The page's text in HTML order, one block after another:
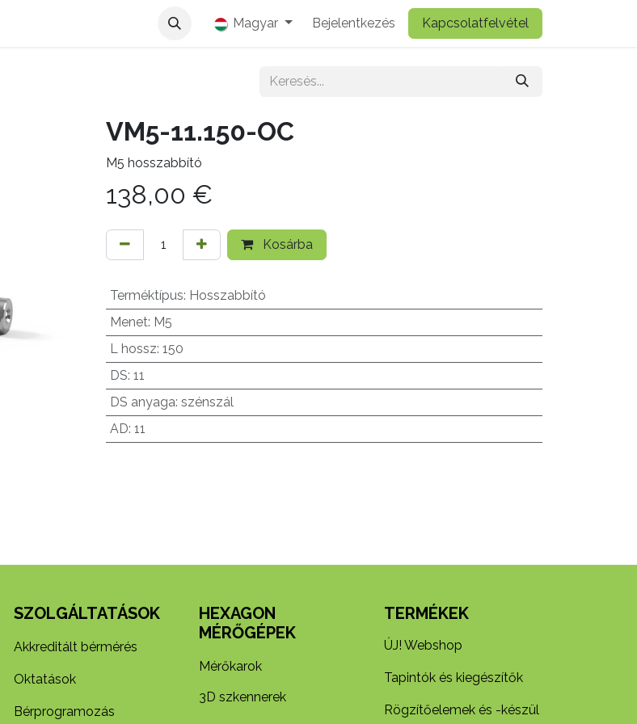
Magyar Bejelentkezés Kapcsolatfelvétel
VM5-11.150-OC
M5 hosszabbító
138,00 €
Kosárba
Terméktípus: Hosszabbító
Menet: M5
L hossz: 150
DS: 11
DS anyaga: szénszál
AD: 11
SZOLGÁLTATÁSOK
Akkreditált bérmérés
Oktatások
Bérprogramozás
HEXAGON
MÉRŐGÉPEK
Mérőkarok
3D szkennerek
TERMÉKEK
ÚJ! Webshop
Tapintók és kiegészítők
Rögzítőelemek és -készül​